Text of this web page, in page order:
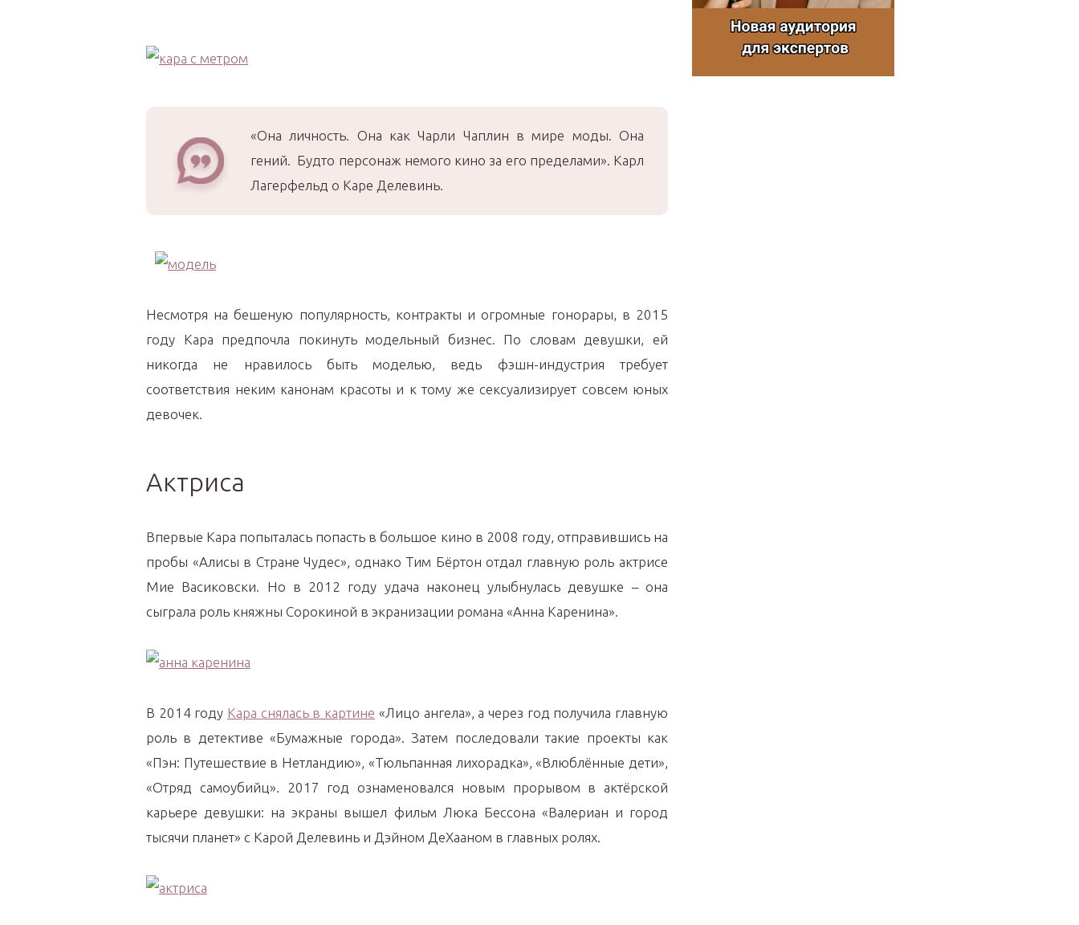
«Она личность. Она как Чарли Чаплин в мире моды. Она
гений. Будто персонаж немого кино за его пределами». Карл
Лагерфельд о Каре Делевинь.
Несмотря на бешеную популярность, контракты и огромные гонорары, в 2015
году Кара предпочла покинуть модельный бизнес. По словам девушки, ей
никогда не нравилось быть моделью, ведь фэшн-индустрия требует
соответствия неким канонам красоты и к тому же сексуализирует совсем юных
девочек.
Актриса
Впервые Кара попыталась попасть в большое кино в 2008 году, отправившись на
пробы «Алисы в Стране Чудес», однако Тим Бёртон отдал главную роль актрисе
Мие Васиковски. Но в 2012 году удача наконец улыбнулась девушке – она
сыграла роль княжны Сорокиной в экранизации романа «Анна Каренина».
В 2014 году Кара снялась в картине «Лицо ангела», а через год получила главную
роль в детективе «Бумажные города». Затем последовали такие проекты как
«Пэн: Путешествие в Нетландию», «Тюльпанная лихорадка», «Влюблённые дети»,
«Отряд самоубийц». 2017 год ознаменовался новым прорывом в актёрской
карьере девушки: на экраны вышел фильм Люка Бессона «Валериан и город
тысячи планет» с Карой Делевинь и Дэйном ДеХааном в главных ролях.